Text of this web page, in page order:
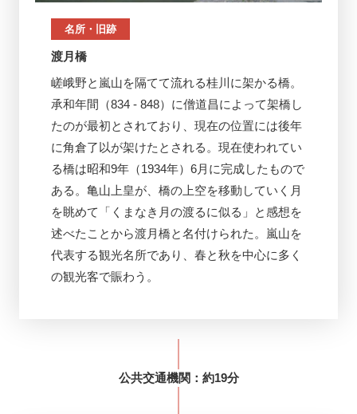
名所・旧跡
渡月橋
嵯峨野と嵐山を隔てて流れる桂川に架かる橋。
承和年間（834 - 848）に僧道昌によって架橋し
たのが最初とされており、現在の位置には後年
に角倉了以が架けたとされる。現在使われてい
る橋は昭和9年（1934年）6月に完成したもので
ある。亀山上皇が、橋の上空を移動していく月
を眺めて「くまなき月の渡るに似る」と感想を
述べたことから渡月橋と名付けられた。嵐山を
代表する観光名所であり、春と秋を中心に多く
の観光客で賑わう。
公共交通機関 ：約19分